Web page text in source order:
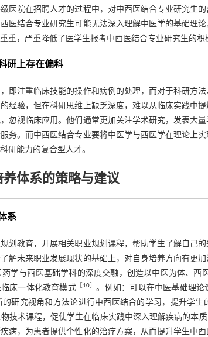
医院在招聘人才的过程中，对中西医结合专业研究生
医结合专业研究生可能无法深入理解中医学的基础理
重，严重降低了医学生报考中西医结合专业研究生的积
研上存在偏科
即注重临床技能的操作和病例的处理，而对于科研方
经验，但在科研思维上缺乏深度，难以从临床实践中
忽视临床应用。他们通常更加关注学术研究，发表大
务。而中西医结合专业要将中医学与西医学在理论上
研能力的复合型人才。
体系的策略与建议
系
划教育，开展相关职业规划课程，帮助学生了解自己
解未来职业发展现状的基础上，对自身培养方向有更
学与西医基础学科的深度交融，创造以中医为体、西
床一体化教育模式［ 10
。例如：可以在中医基础理
研究视角和方法论进行中西医结合的学习，提升学
技术课程，促使学生在临床实践中深入理解疾病的本
病，为患者提供个性化的治疗方案，从而提升学生中